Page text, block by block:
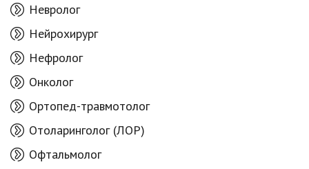
Невролог
Нейрохирург
Нефролог
Онколог
Ортопед-травмотолог
Отоларинголог (ЛОР)
Офтальмолог